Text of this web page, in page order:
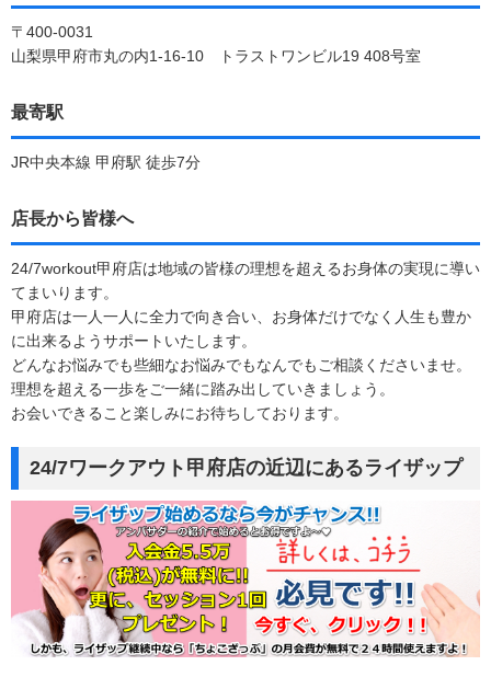
〒400-0031
山梨県甲府市丸の内1-16-10 トラストワンビル19 408号室
最寄駅
JR中央本線 甲府駅 徒歩7分
店長から皆様へ
24/7workout甲府店は地域の皆様の理想を超えるお身体の実現に導い
てまいります。
甲府店は一人一人に全力で向き合い、お身体だけでなく人生も豊か
に出来るようサポートいたします。
どんなお悩みでも些細なお悩みでもなんでもご相談くださいませ。
理想を超える一歩をご一緒に踏み出していきましょう。
お会いできること楽しみにお待ちしております。
24/7ワークアウト甲府店の近辺にあるライザップ